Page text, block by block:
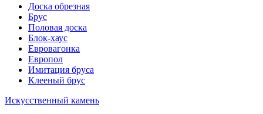
Доска обрезная
Брус
Половая доска
Блок-хаус
Евровагонка
Европол
Имитация бруса
Клееный брус
Искусственный камень